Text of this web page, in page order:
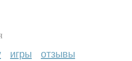
игры отзывы